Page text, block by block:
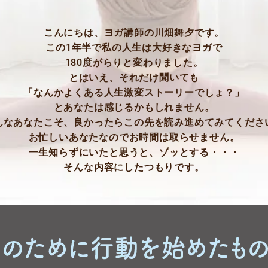
こんにちは、ヨガ講師の川畑舞夕です。
この1年半で私の人生は大好きなヨガで
180度がらりと変わりました。
とはいえ、それだけ聞いても
「なんかよくある人生激変ストーリーでしょ？」
とあなたは感じるかもしれません。
なあなたこそ、良かったらこの先を読み進めてみてくださ
お忙しいあなたなのでお時間は取らせません。
一生知らずにいたと思うと、ゾッとする・・・
そんな内容にしたつもりです。